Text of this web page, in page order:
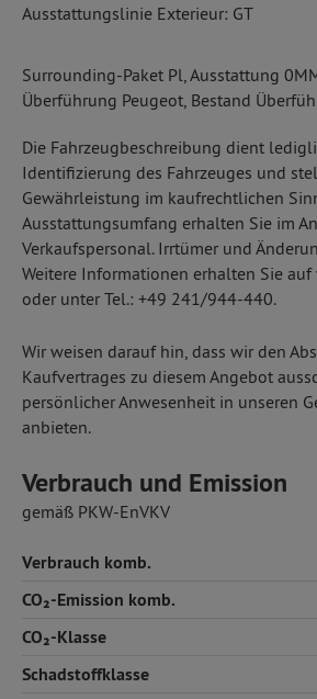
Ausstattungslinie Exterieur: GT
Surrounding-Paket Pl, Ausstattung
Überführung Peugeot, Bestand
Die Fahrzeugbeschreibung dient
Identifizierung des Fahrzeuges und
Gewährleistung im kaufrechtlichen
Ausstattungsumfang erhalten Sie im
Verkaufspersonal. Irrtümer und
Weitere Informationen erhalten Sie
oder unter Tel.: +49 241/944-440.
Wir weisen darauf hin, dass wir den
Kaufvertrages zu diesem Angebot
persönlicher Anwesenheit in unseren
anbieten.
Verbrauch und Emission
gemäß PKW-EnVKV
Verbrauch komb.
CO₂-Emission komb.
CO₂-Klasse
Schadstoffklasse